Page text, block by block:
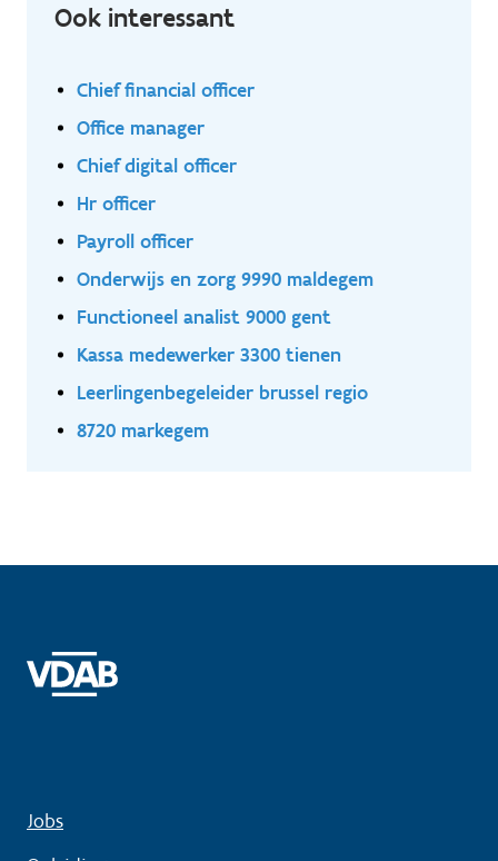
Ook interessant
Chief financial officer
Office manager
Chief digital officer
Hr officer
Payroll officer
Onderwijs en zorg 9990 maldegem
Functioneel analist 9000 gent
Kassa medewerker 3300 tienen
Leerlingenbegeleider brussel regio
8720 markegem
Jobs